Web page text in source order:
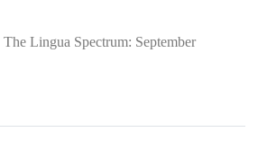
The Lingua Spectrum: September